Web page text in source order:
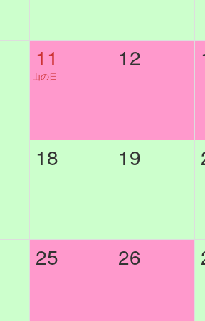
11
山の日
12
18 19
25 26